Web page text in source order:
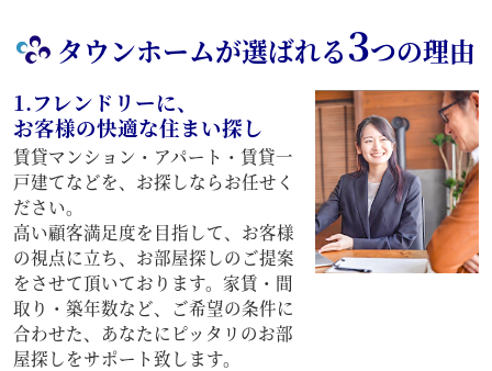
タウンホームが選ばれる3つの理由
1.フレンドリーに、
お客様の快適な住まい探し
賃貸マンション・アパート・賃貸一
戸建てなどを、お探しならお任せく
ださい。
高い顧客満足度を目指して、お客様
の視点に立ち、お部屋探しのご提案
をさせて頂いております。家賃・間
取り・築年数など、ご希望の条件に
合わせた、あなたにピッタリのお部
屋探しをサポート致します。